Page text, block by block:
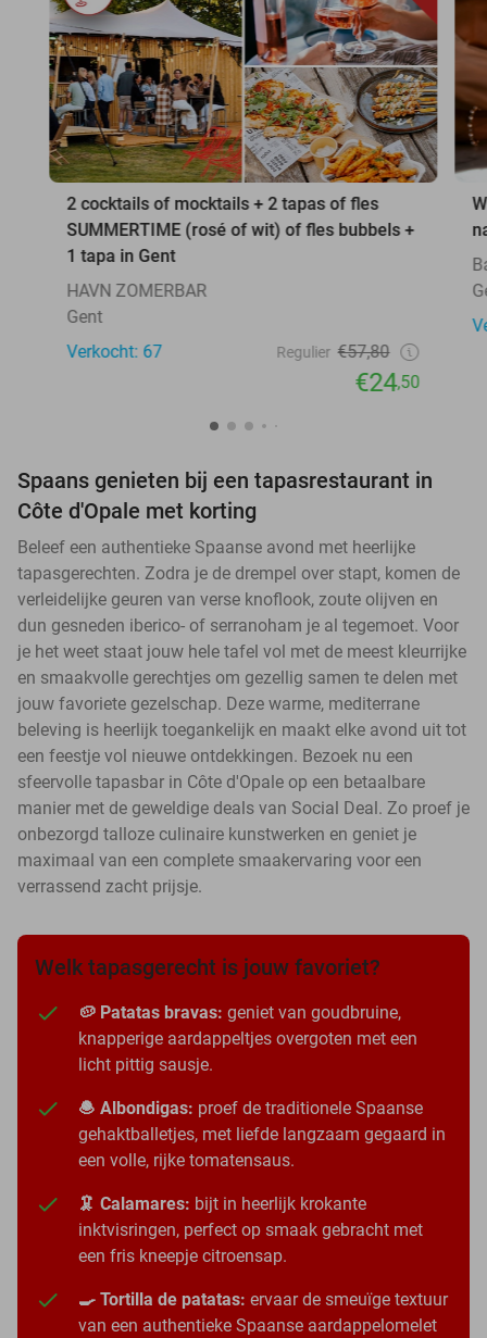
2 cocktails of mocktails + 2 tapas of fles
SUMMERTIME (rosé of wit) of fles bubbels +
1 tapa in Gent
HAVN ZOMERBAR
Gent
Verkocht: 67
Regulier €57,80
€24,50
Spaans genieten bij een tapasrestaurant in
Côte d'Opale met korting
Beleef een authentieke Spaanse avond met heerlijke
tapasgerechten. Zodra je de drempel over stapt, komen de
verleidelijke geuren van verse knoflook, zoute olijven en
dun gesneden iberico- of serranoham je al tegemoet. Voor
je het weet staat jouw hele tafel vol met de meest kleurrijke
en smaakvolle gerechtjes om gezellig samen te delen met
jouw favoriete gezelschap. Deze warme, mediterrane
beleving is heerlijk toegankelijk en maakt elke avond uit tot
een feestje vol nieuwe ontdekkingen. Bezoek nu een
sfeervolle tapasbar in Côte d'Opale op een betaalbare
manier met de geweldige deals van Social Deal. Zo proef je
onbezorgd talloze culinaire kunstwerken en geniet je
maximaal van een complete smaakervaring voor een
verrassend zacht prijsje.
Welk tapasgerecht is jouw favoriet?
🥔 Patatas bravas: geniet van goudbruine,
knapperige aardappeltjes overgoten met een
licht pittig sausje.
🧆 Albondigas: proef de traditionele Spaanse
gehaktballetjes, met liefde langzaam gegaard in
een volle, rijke tomatensaus.
🦑 Calamares: bijt in heerlijk krokante
inktvisringen, perfect op smaak gebracht met
een fris kneepje citroensap.
🍳 Tortilla de patatas: ervaar de smeuïge textuur
van een authentieke Spaanse aardappelomelet